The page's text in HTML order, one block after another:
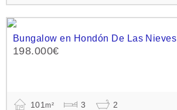
Bungalow en Hondón De Las Nieves
198.000€
101m² 3 2